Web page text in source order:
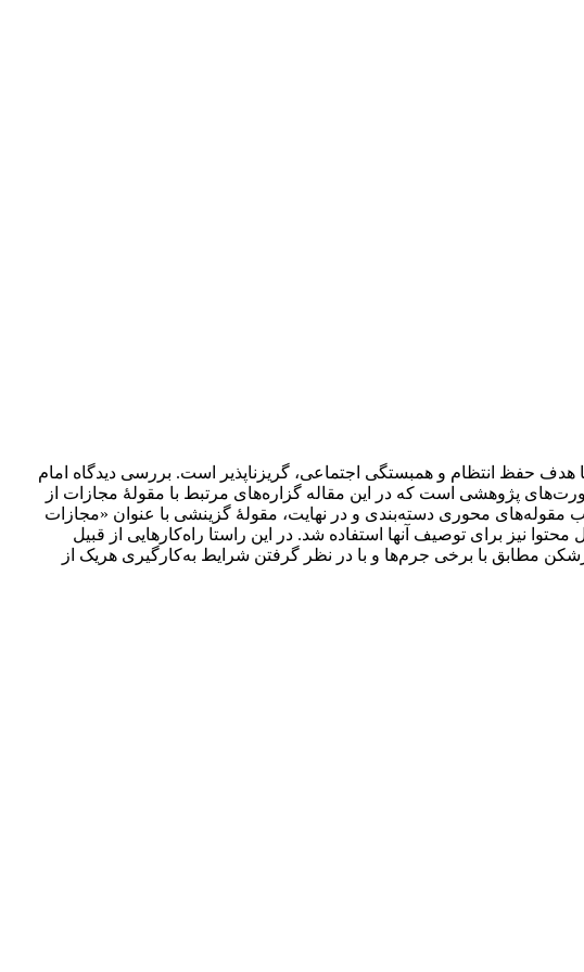
هدف حفظ انتظام و همبستگی اجتماعی، گریزناپذیر است. بررسی دیدگاه امام
پژوهشی است که در این مقاله گزاره‌های مرتبط با مقولۀ مجازات از
مقوله‌های محوری دسته‌بندی و در نهایت، مقولۀ گزینشی با عنوان «مجازات
نیز برای توصیف آنها استفاده شد. در این راستا راه‌کارهایی از قبیل
مطابق با برخی جرم‌ها و با در نظر گرفتن شرایط به‌کارگیری هریک از